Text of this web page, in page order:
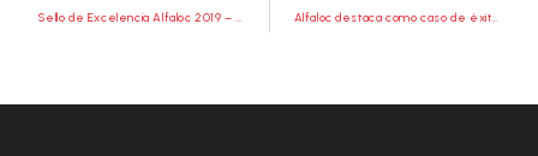
Sello de Excelencia Alfaloc 2019 – otorgado por APAT Alfaloc destaca como caso de éxito en tecnologías